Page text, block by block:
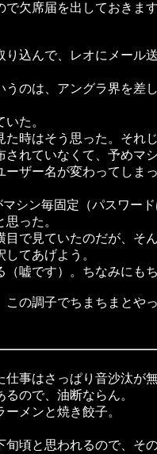
欠席届を出しておきます
込んで、レオにメール
のは、アングラ界を差し
た。
はそう思った。それじ
れていなくて、予めマ
ザー名が変わってしま
シン毎固定（パスワー
った。
で見ていたのだが、そ
てあげよう。
です）。ちなみにも
の調子でちまちまとや
事はさっぱり音沙汰が
ので、油断ならん。
メンと焼き餃子。
頃と思われるので、そ